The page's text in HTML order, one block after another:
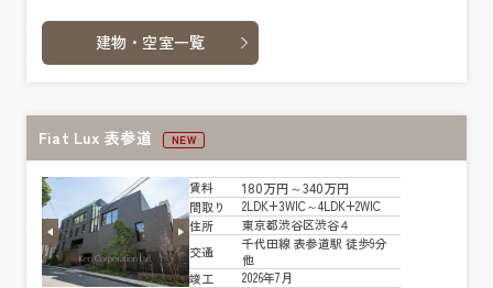
建物・空室一覧
Fiat Lux 表参道 NEW
賃料 180万円～340万円
間取り
2LDK+3WIC～4LDK+2WIC
住所
東京都渋谷区渋谷４
交通
千代田線 表参道駅 徒歩9分
他
竣工
2026年7月